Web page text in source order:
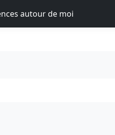
autour de moi